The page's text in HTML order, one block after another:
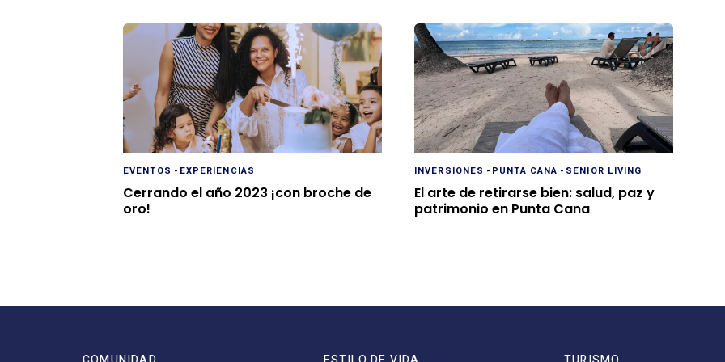
EVENTOS - EXPERIENCIAS
Cerrando el año 2023 ¡con broche de
oro!
INVERSIONES - PUNTA CANA - SENIOR LIVING
El arte de retirarse bien: salud, paz y
patrimonio en Punta Cana